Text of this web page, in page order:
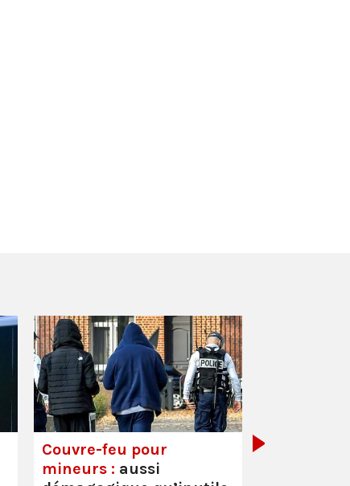
Couvre-feu pour
mineurs : aussi